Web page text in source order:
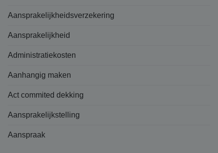
Aansprakelijkheidsverzekering
Aansprakelijkheid
Administratiekosten
Aanhangig maken
Act commited dekking
Aansprakelijkstelling
Aanspraak